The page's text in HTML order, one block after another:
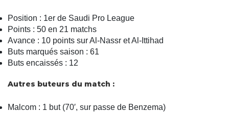
Position : 1er de Saudi Pro League
Points : 50 en 21 matchs
Avance : 10 points sur Al-Nassr et Al-Ittihad
Buts marqués saison : 61
Buts encaissés : 12
Autres buteurs du match :
Malcom : 1 but (70′, sur passe de Benzema)